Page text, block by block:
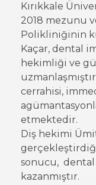
Kırıkkale
2018 mezunu
Polikliniğinin
Kaçar, dental
hekimliği ve
cerrahisi,
etmektedir.
Diş hekimi
sonucu,
kazanmıştır.